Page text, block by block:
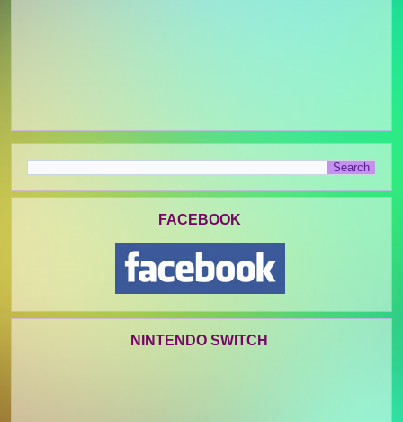
FACEBOOK
NINTENDO SWITCH